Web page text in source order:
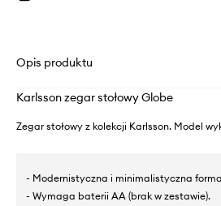
Opis produktu
Karlsson zegar stołowy Globe
Zegar stołowy z kolekcji Karlsson. Model
- Modernistyczna i minimalistyczna
- Wymaga baterii AA (brak w zestawie).